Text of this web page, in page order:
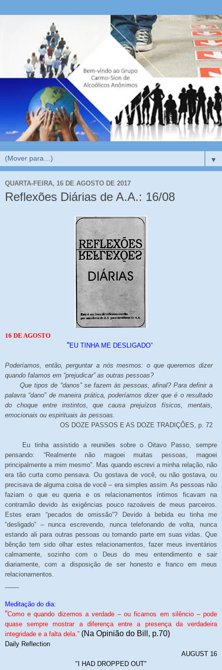
▼
QUARTA-FEIRA, 16 DE AGOSTO DE 2017
Reflexões Diárias de A.A.: 16/08
16 DE AGOSTO
“EU TINHA ME DESLIGADO”
Poderíamos, então, perguntar a nós mesmos: o que queremos dizer
quando falamos em “prejudicar” as outras pessoas?
Que tipos de “danos” se fazem às pessoas, afinal? Para definir a
palavra “dano” de maneira prática, poderíamos dizer que é o resultado
do choque entre instintos, que causa prejuízos físicos, mentais,
emocionais ou espirituais às pessoas.
OS DOZE PASSOS E AS DOZE TRADIÇÕES, p. 72
Eu tinha assistido a reuniões sobre o Oitavo Passo, sempre
pensando: “Realmente não magoei muitas pessoas, magoei
principalmente a mim mesmo”. Mas quando escrevi a minha relação, não
era tão curta como pensava. Ou gostava de você, ou não gostava, ou
precisava de alguma coisa de você – era simples assim. As pessoas não
faziam o que eu queria e os relacionamentos íntimos ficavam na
contramão devido às exigências pouco razoáveis de meus parceiros.
Estes eram “pecados de omissão”? Devido à bebida eu tinha me
“desligado” – nunca escrevendo, nunca telefonando de volta, nunca
estando ali para outras pessoas ou tomando parte em suas vidas. Que
bênção tem sido olhar estes relacionamentos, fazer meus inventários
calmamente, sozinho com o Deus do meu entendimento e sair
diariamente, com a disposição de ser honesto e franco em meus
relacionamentos.
Meditação do dia:
“Como e quando dizemos a verdade – ou ficamos em silêncio – pode
quase sempre mostrar a diferença entre a presença da verdadeira
integridade e a falta dela.” (Na Opinião do Bill, p.70)
Daily Reflection
AUGUST 16
"I HAD DROPPED OUT"